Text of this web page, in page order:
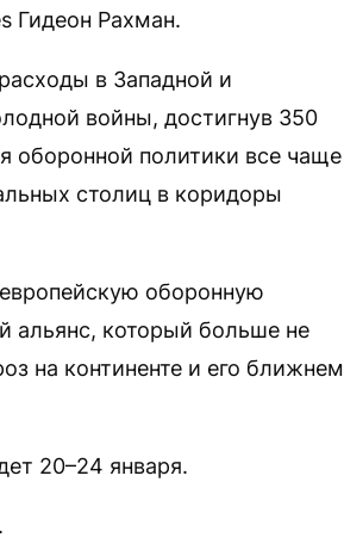
Гидеон Рахман.
в Западной и
войны, достигнув 350
оборонной политики все чаще
столиц в коридоры
оборонную
альянс, который больше не
на континенте и его ближнем
20–24 января.